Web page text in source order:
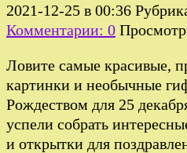
2021-12-25 в 00:36
Комментарии: 0
Ловите самые красивые,
картинки и необычные
Рождеством для 25
успели собрать
и открытки для